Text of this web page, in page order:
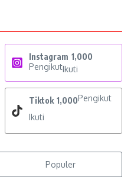
Instagram 1,000
PengikutIkuti
Tiktok 1,000Pengikut
Ikuti
Populer